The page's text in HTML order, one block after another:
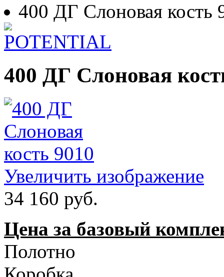
400 ДГ Слоновая кость
400 ДГ Слоновая
Увеличить изображение
34 160 руб.
Цена за базовый
Полотно